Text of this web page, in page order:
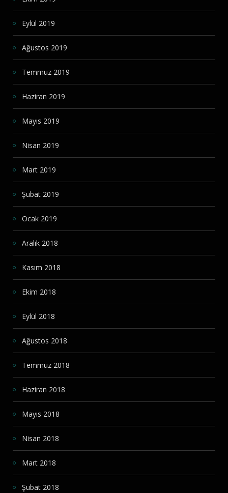
Eylül 2019
Ağustos 2019
Temmuz 2019
Haziran 2019
Mayıs 2019
Nisan 2019
Mart 2019
Şubat 2019
Ocak 2019
Aralık 2018
Kasım 2018
Ekim 2018
Eylül 2018
Ağustos 2018
Temmuz 2018
Haziran 2018
Mayıs 2018
Nisan 2018
Mart 2018
Şubat 2018